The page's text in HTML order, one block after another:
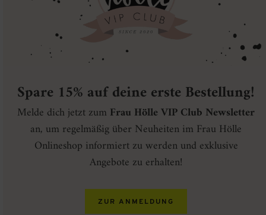
Spare 15% auf deine erste Bestellung!
Melde dich jetzt zum Frau Hölle VIP Club Newsletter
an, um regelmäßig über Neuheiten im Frau Hölle
Onlineshop informiert zu werden und exklusive
Angebote zu erhalten!
ZUR ANMELDUNG